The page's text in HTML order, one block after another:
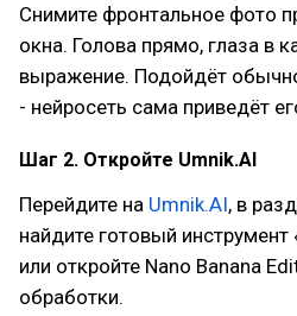
Снимите фронтальное фото
окна. Голова прямо, глаза в
выражение. Подойдёт
- нейросеть сама приведёт
Шаг 2. Откройте Umnik.AI
Перейдите на Umnik.AI, в
найдите готовый инструмент
или откройте Nano Banana
обработки.